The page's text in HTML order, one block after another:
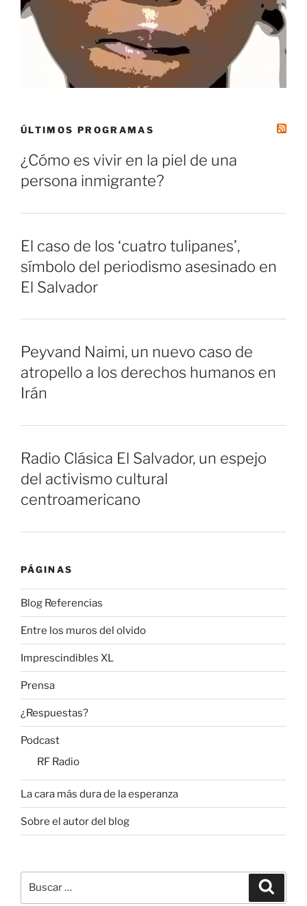
ÚLTIMOS PROGRAMAS
¿Cómo es vivir en la piel de una
persona inmigrante?
El caso de los ‘cuatro tulipanes’,
símbolo del periodismo asesinado en
El Salvador
Peyvand Naimi, un nuevo caso de
atropello a los derechos humanos en
Irán
Radio Clásica El Salvador, un espejo
del activismo cultural
centroamericano
PÁGINAS
Blog Referencias
Entre los muros del olvido
Imprescindibles XL
Prensa
¿Respuestas?
Podcast
RF Radio
La cara más dura de la esperanza
Sobre el autor del blog
por: